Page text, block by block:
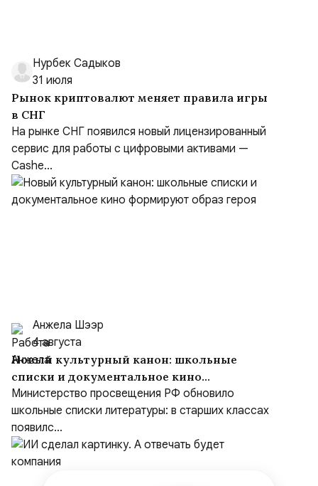
Нурбек Садыков
31 июля
Рынок криптовалют меняет правила игры
в СНГ
На рынке СНГ появился новый лицензированный
сервис для работы с цифровыми активами —
Cashe...
Анжела Шээр
4 августа
Новый культурный канон: школьные
списки и документальное кино
формируют образ героя
Министерство просвещения РФ обновило
школьные списки литературы: в старших классах
появилс...